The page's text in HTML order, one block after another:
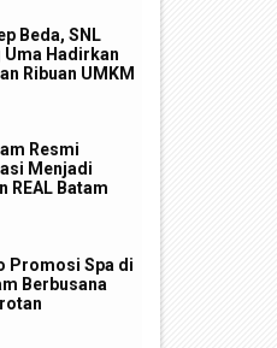
Batam Masuk Daftar Daerah
Terbaik untuk Investasi di
Indonesia
Beda, SNL
Uma Hadirkan
Ribuan UMKM
Resmi
Menjadi
REAL Batam
Promosi Spa di
Berbusana